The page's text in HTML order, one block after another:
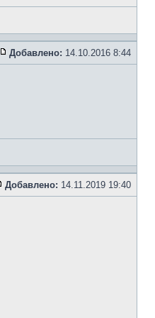
Добавлено: 14.10.2016 8:44
Добавлено: 14.11.2019 19:40